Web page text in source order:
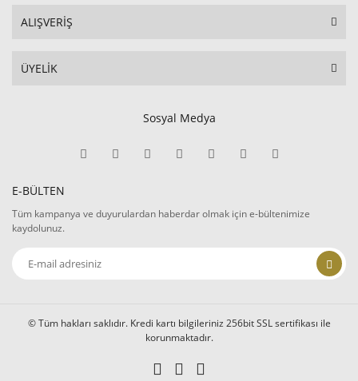
ALIŞVERİŞ
ÜYELİK
Sosyal Medya
E-BÜLTEN
Tüm kampanya ve duyurulardan haberdar olmak için e-bültenimize
kaydolunuz.
© Tüm hakları saklıdır. Kredi kartı bilgileriniz 256bit SSL sertifikası ile
korunmaktadır.